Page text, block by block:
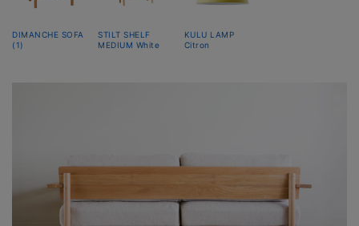
DIMANCHE SOFA
(1)
STILT SHELF
MEDIUM White
KULU LAMP
Citron